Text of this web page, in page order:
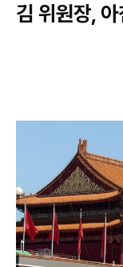
김 위원장,